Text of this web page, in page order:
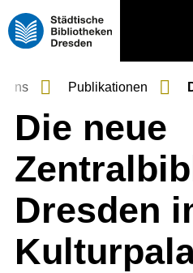
Menü
uns Publikationen
Die neue
Dresden